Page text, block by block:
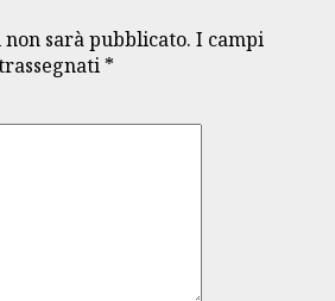
sarà pubblicato. I campi
*